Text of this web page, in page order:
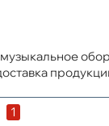
продукции
1